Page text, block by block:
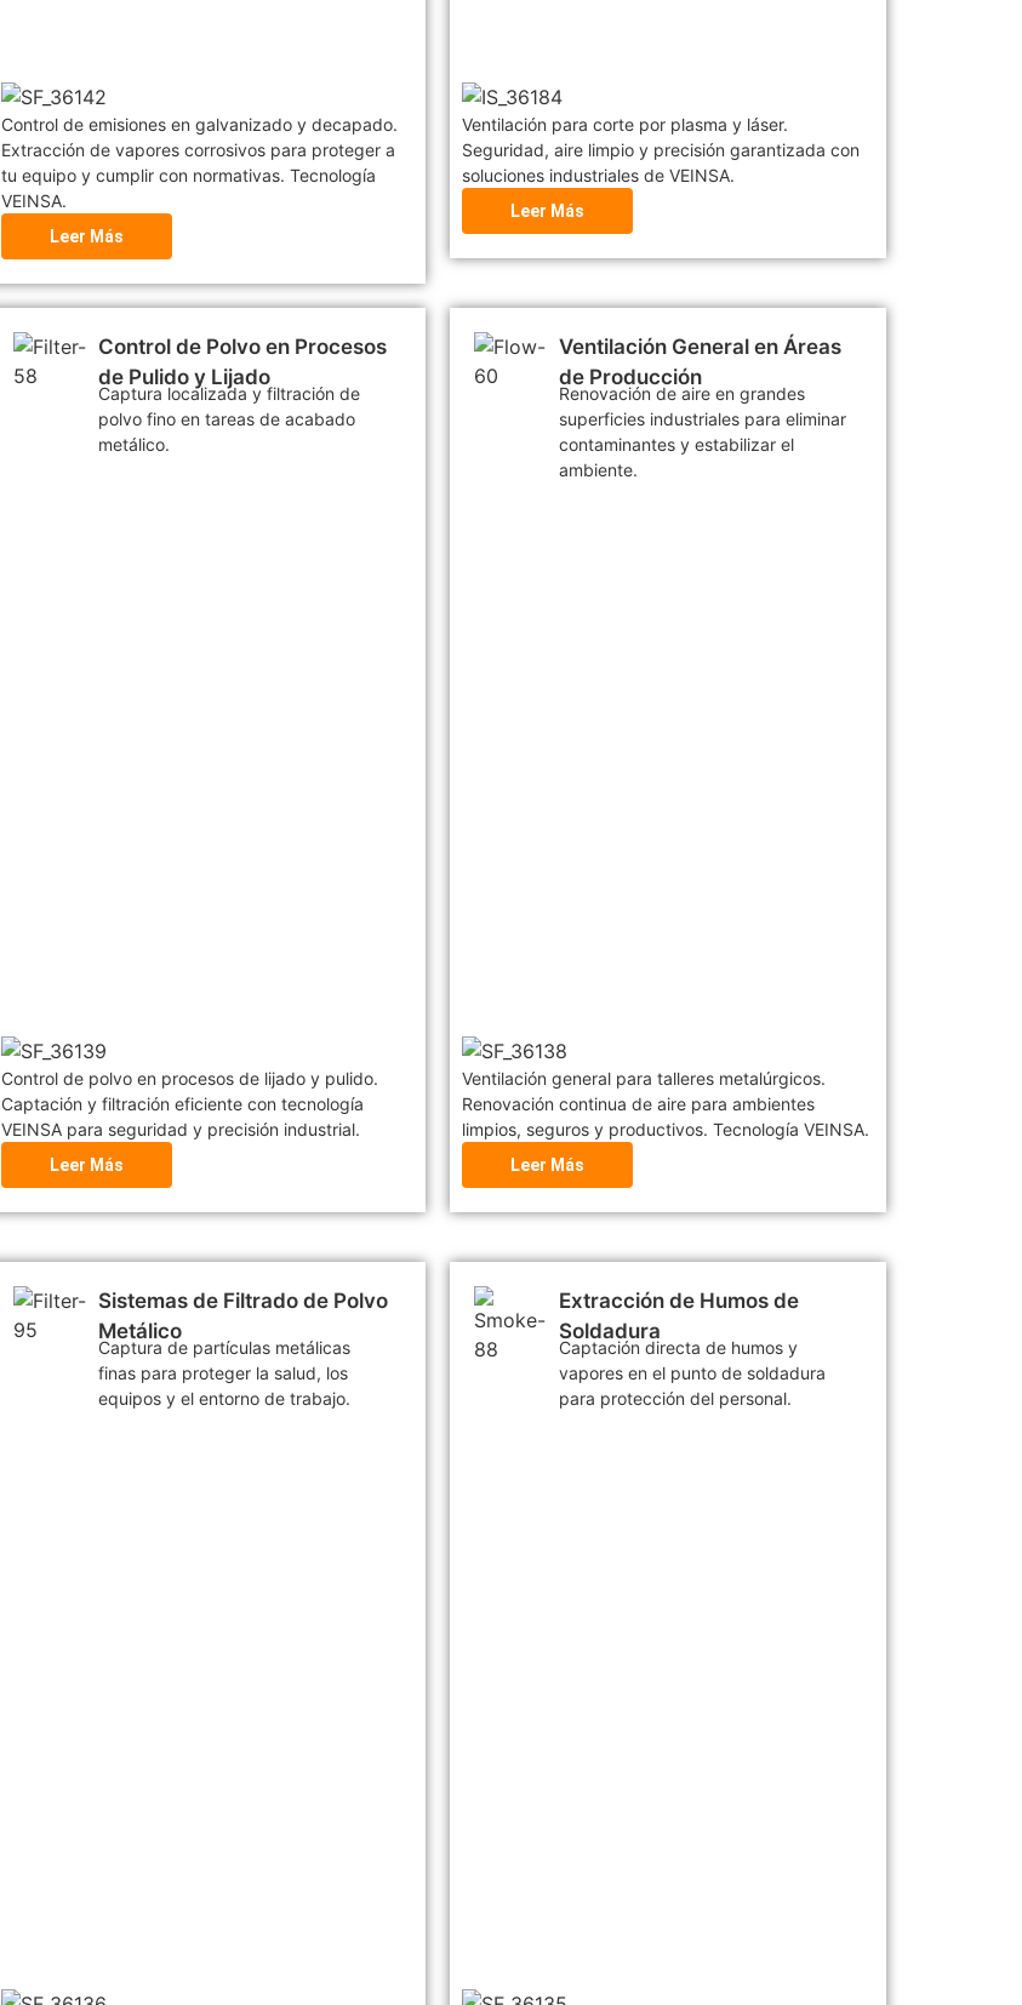
Control de emisiones en galvanizado y decapado.
Extracción de vapores corrosivos para proteger a
tu equipo y cumplir con normativas. Tecnología
VEINSA.
Leer Más
Ventilación para corte por plasma y láser.
Seguridad, aire limpio y precisión garantizada con
soluciones industriales de VEINSA.
Leer Más
Control de Polvo en Procesos
de Pulido y Lijado
Captura localizada y filtración de
polvo fino en tareas de acabado
metálico.
Control de polvo en procesos de lijado y pulido.
Captación y filtración eficiente con tecnología
VEINSA para seguridad y precisión industrial.
Leer Más
Ventilación General en Áreas
de Producción
Renovación de aire en grandes
superficies industriales para eliminar
contaminantes y estabilizar el
ambiente.
Ventilación general para talleres metalúrgicos.
Renovación continua de aire para ambientes
limpios, seguros y productivos. Tecnología VEINSA.
Leer Más
Sistemas de Filtrado de Polvo
Metálico
Captura de partículas metálicas
finas para proteger la salud, los
equipos y el entorno de trabajo.
Extracción de Humos de
Soldadura
Captación directa de humos y
vapores en el punto de soldadura
para protección del personal.